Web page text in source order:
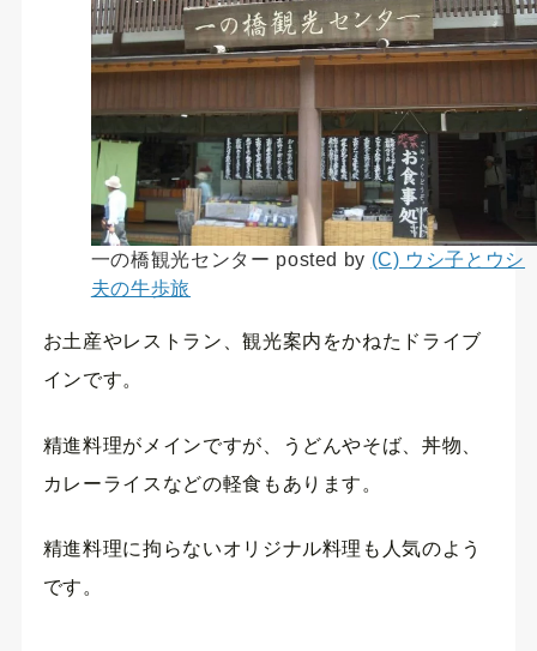
一の橋観光センター posted by (C) ウシ子とウシ
夫の牛歩旅
お土産やレストラン、観光案内をかねたドライブ
インです。
精進料理がメインですが、うどんやそば、丼物、
カレーライスなどの軽食もあります。
精進料理に拘らないオリジナル料理も人気のよう
です。